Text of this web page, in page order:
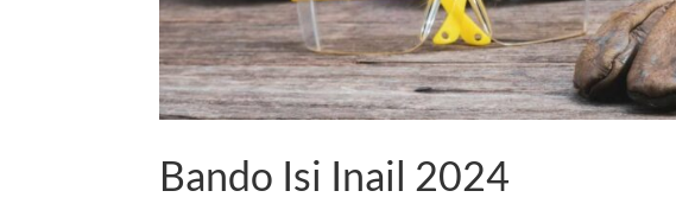
Bando Isi Inail 2024